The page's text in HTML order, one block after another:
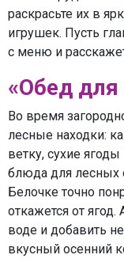
раскрасьте их в
игрушек. Пусть
с меню и
«Обед для
Во время
лесные находки:
ветку, сухие
блюда для лесных
Белочке точно
откажется от
воде и добавить
вкусный осенний